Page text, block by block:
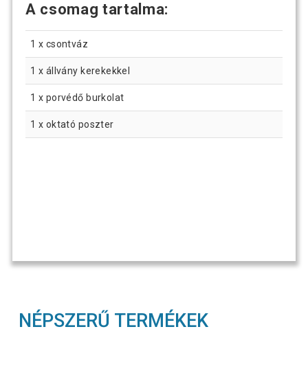
A csomag tartalma:
1 x csontváz
1 x állvány kerekekkel
1 x porvédő burkolat
1 x oktató poszter
NÉPSZERŰ TERMÉKEK